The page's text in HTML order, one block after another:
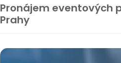
Pronájem eventových
Prahy